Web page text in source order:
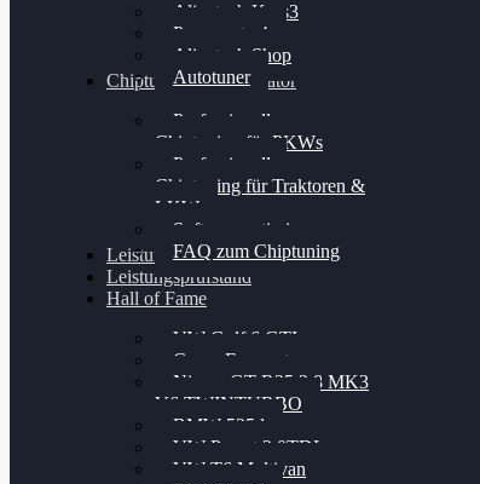
Alientech Kess3
Powergate 4
Alientech Shop
Autotuner
Chiptuning Konfigurator
Professionelles
Chiptuning für PKWs
Professionelles
Chiptuning für Traktoren &
LKW
Softwareoptimierung
FAQ zum Chiptuning
Leistungsmessung
Leistungsprüfstand
Hall of Fame
VW Golf 6 GTI
Cupra Formentor
Nissan GT-R35 3.8 MK3
V6 TWINTURBO
BMW 525d
VW Passat 2.0TDI
VW T6 Multivan